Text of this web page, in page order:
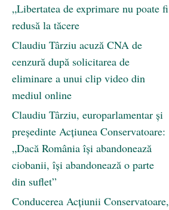
„Libertatea de exprimare nu poate fi
redusă la tăcere
Claudiu Târziu acuză CNA de
cenzură după solicitarea de
eliminare a unui clip video din
mediul online
Claudiu Târziu, europarlamentar și
președinte Acțiunea Conservatoare:
„Dacă România își abandonează
ciobanii, își abandonează o parte
din suflet”
Conducerea Acțiunii Conservatoare,